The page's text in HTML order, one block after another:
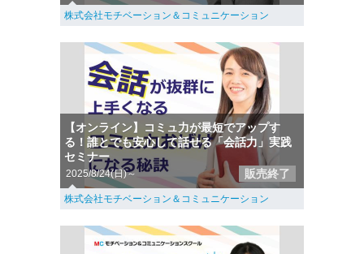
株式会社モチベーション＆コミュニケーション
【オンライン】コミュ力が最短でアップす
る！誰とでも安心して話せる「会話力」実践
セミナー
2025/8/24(日)～ 販売終了
株式会社モチベーション＆コミュニケーション